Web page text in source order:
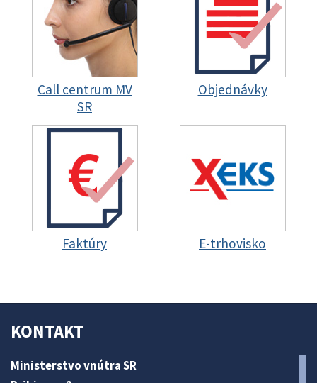
Call centrum MV
SR
Objednávky
Faktúry E-trhovisko
KONTAKT
Ministerstvo vnútra SR